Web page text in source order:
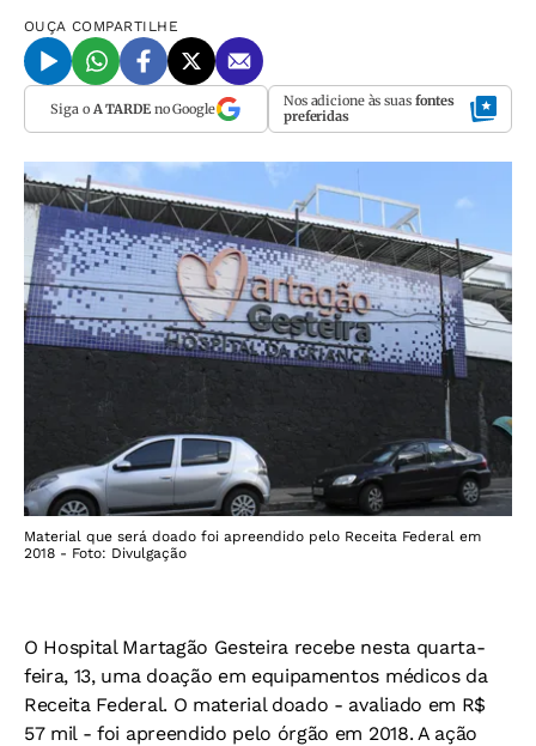
OUÇA COMPARTILHE
Siga o A TARDEno Google Nos adicione às suas fontes
preferidas
Material que será doado foi apreendido pelo Receita Federal em
2018 - Foto: Divulgação
O Hospital Martagão Gesteira recebe nesta quarta-
feira, 13, uma doação em equipamentos médicos da
Receita Federal. O material doado - avaliado em R$
57 mil - foi apreendido pelo órgão em 2018. A ação